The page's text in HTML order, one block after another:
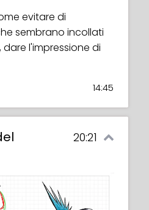
evitare di
sembrano incollati
l'impressione di
14:45
20:21